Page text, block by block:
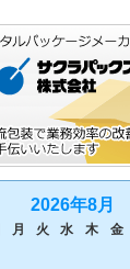
2026年8月
月 火 水 木 金